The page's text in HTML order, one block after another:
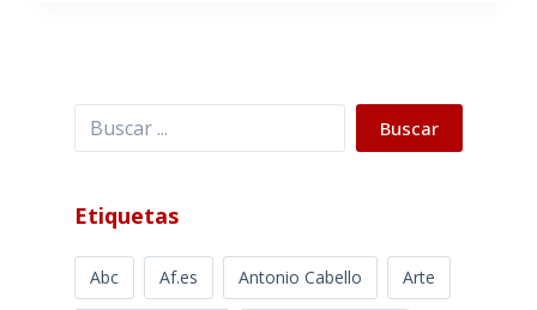
Buscar Buscar
Etiquetas
Abc Af.es Antonio Cabello Arte